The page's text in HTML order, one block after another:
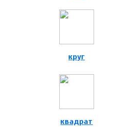
круг
квадрат